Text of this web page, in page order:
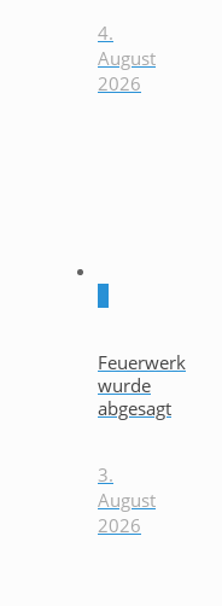
4.
August
2026
Feuerwerk
wurde
abgesagt
3.
August
2026